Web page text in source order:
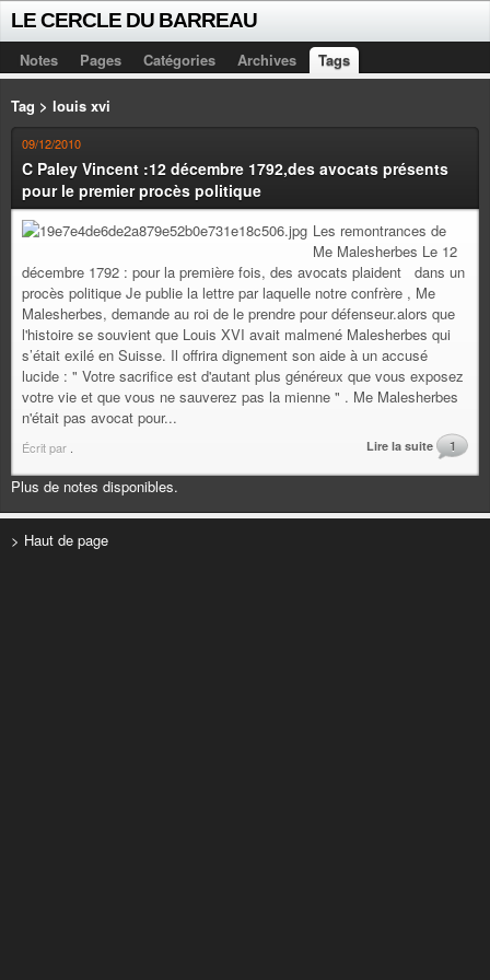
LE CERCLE DU BARREAU
Notes Pages Catégories Archives Tags
Tag > louis xvi
09/12/2010
C Paley Vincent :12 décembre 1792,des avocats présents
pour le premier procès politique
Les remontrances de
Me Malesherbes Le 12
décembre 1792 : pour la première fois, des avocats plaident dans un
procès politique Je publie la lettre par laquelle notre confrère , Me
Malesherbes, demande au roi de le prendre pour défenseur.alors que
l'histoire se souvient que Louis XVI avait malmené Malesherbes qui
s’était exilé en Suisse. Il offrira dignement son aide à un accusé
lucide : " Votre sacrifice est d'autant plus généreux que vous exposez
votre vie et que vous ne sauverez pas la mienne " . Me Malesherbes
n'était pas avocat pour...
Écrit par Lire la suite 1
Plus de notes disponibles.
> Haut de page